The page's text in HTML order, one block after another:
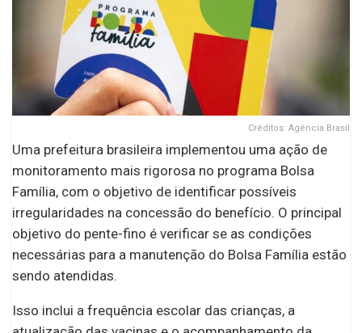
Créditos: Agência Brasil
Uma prefeitura brasileira implementou uma ação de
monitoramento mais rigorosa no programa Bolsa
Família, com o objetivo de identificar possíveis
irregularidades na concessão do benefício. O principal
objetivo do pente-fino é verificar se as condições
necessárias para a manutenção do Bolsa Família estão
sendo atendidas.
Isso inclui a frequência escolar das crianças, a